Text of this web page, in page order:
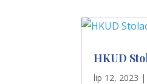
HKUD
lip 12, 2023